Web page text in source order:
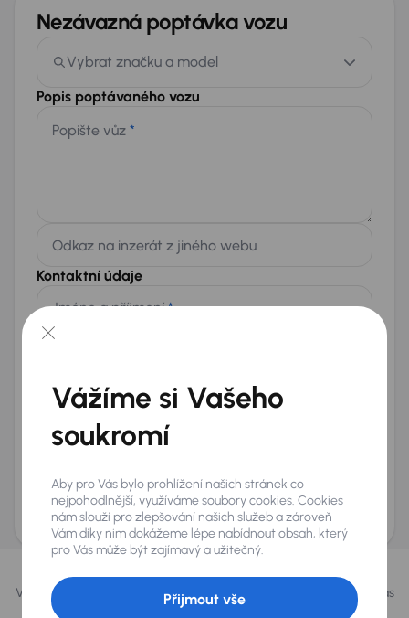
Nezávazná poptávka vozu
Vybrat značku a model
Popis poptávaného vozu
Popište vůz *
Odkaz na inzerát z jiného webu
Kontaktní údaje
Jméno a příjmení*
+420
E-mail*
Přeji si dostávat informace o atraktivních slevových
nabídkách
AURES Holdings a.s., se sídlem Dopraváků 874/15, Čimice, 184 00 Praha 8 bude
uchovávat a zpracovávat vaše osobní údaje v souladu se zásadami ochrany a
zpracováníosobních údajů.
Vybrali jsme pro vás
Vybíráme pro vás ty nejlepší vozy
z naší nabídky. Každý den pro vás
vykoupíme až 400 vozů
Vážíme si Vašeho
soukromí
Aby pro Vás bylo prohlížení našich stránek co
nejpohodlnější, využíváme soubory cookies. Cookies
nám slouží pro zlepšování našich služeb a zároveň
Vám díky nim dokážeme lépe nabídnout obsah, který
pro Vás může být zajímavý a užitečný.
Přijmout vše